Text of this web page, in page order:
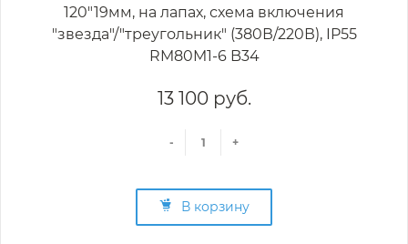
120"19мм, на лапах, схема включения
"звезда"/"треугольник" (380В/220В), IP55
RM80M1-6 B34
13 100 руб.
- +
В корзину